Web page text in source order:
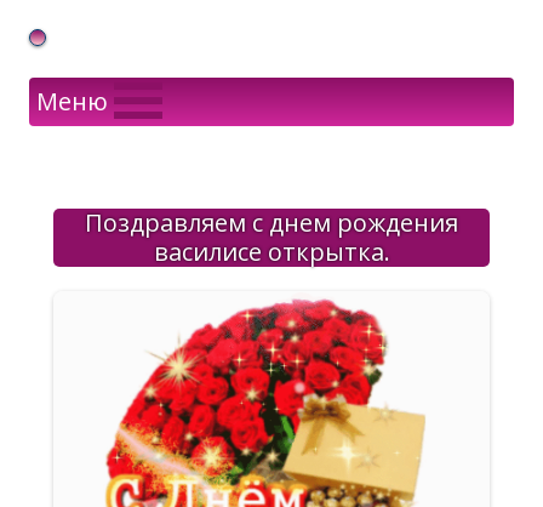
Gif Открытки в подарок
Меню
Поздравляем с днем рождения
василисе открытка.